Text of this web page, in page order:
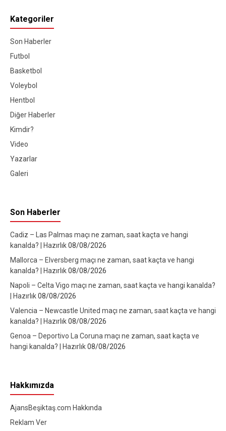
Kategoriler
Son Haberler
Futbol
Basketbol
Voleybol
Hentbol
Diğer Haberler
Kimdir?
Video
Yazarlar
Galeri
Son Haberler
Cadiz – Las Palmas maçı ne zaman, saat kaçta ve hangi
kanalda? | Hazırlık08/08/2026
Mallorca – Elversberg maçı ne zaman, saat kaçta ve hangi
kanalda? | Hazırlık08/08/2026
Napoli – Celta Vigo maçı ne zaman, saat kaçta ve hangi kanalda?
| Hazırlık08/08/2026
Valencia – Newcastle United maçı ne zaman, saat kaçta ve hangi
kanalda? | Hazırlık08/08/2026
Genoa – Deportivo La Coruna maçı ne zaman, saat kaçta ve
hangi kanalda? | Hazırlık08/08/2026
Hakkımızda
AjansBeşiktaş.com Hakkında
Reklam Ver